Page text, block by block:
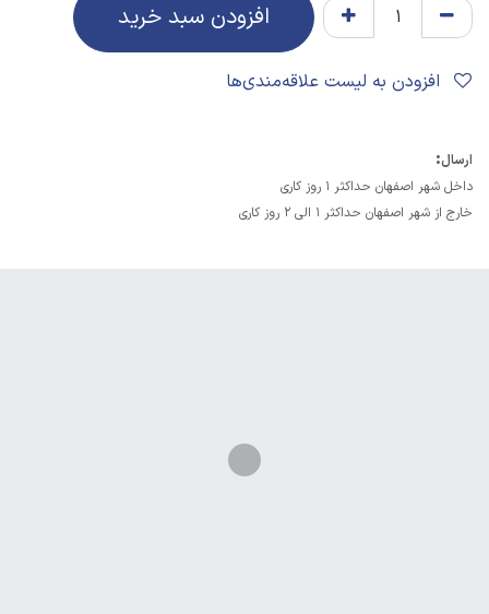
افزودن سبد خرید
ارسال:
داخل شهر اصفهان حداکثر 1 روز کاری
خارج از شهر اصفهان حداکثر 1 الی 2 روز کاری